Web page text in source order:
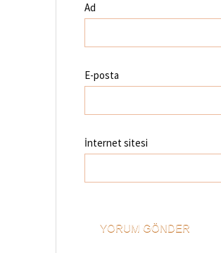
Ad
E-posta
İnternet sitesi